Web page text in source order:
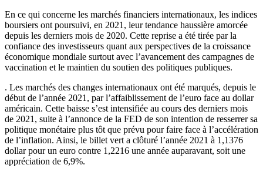
En ce qui concerne les marchés financiers internationaux, les indices
boursiers ont poursuivi, en 2021, leur tendance haussière amorcée
depuis les derniers mois de 2020. Cette reprise a été tirée par la
confiance des investisseurs quant aux perspectives de la croissance
économique mondiale surtout avec l’avancement des campagnes de
vaccination et le maintien du soutien des politiques publiques.
. Les marchés des changes internationaux ont été marqués, depuis le
début de l’année 2021, par l’affaiblissement de l’euro face au dollar
américain. Cette baisse s’est intensifiée au cours des derniers mois
de 2021, suite à l’annonce de la FED de son intention de resserrer sa
politique monétaire plus tôt que prévu pour faire face à l’accélération
de l’inflation. Ainsi, le billet vert a clôturé l’année 2021 à 1,1376
dollar pour un euro contre 1,2216 une année auparavant, soit une
appréciation de 6,9%.